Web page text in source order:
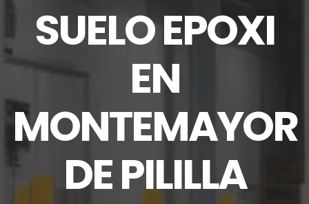
SUELO EPOXI
EN
MONTEMAYOR
DE PILILLA